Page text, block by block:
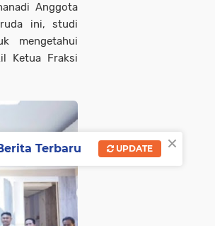
Anggota
ini, studi
mengetahui
Ketua Fraksi
×
Terbaru UPDATE